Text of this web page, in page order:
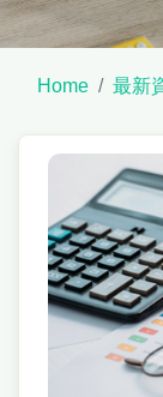
Home 最新